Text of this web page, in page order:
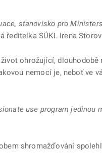
stanovisko pro
ředitelka SÚKL Irena
ohrožující, dlouhodobě
nemocí je, neboť ve
use program jedinou
shromažďování